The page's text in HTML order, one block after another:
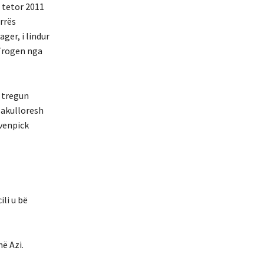
tetor 2011
i lindur
nga
tregun
u bë
Azi.